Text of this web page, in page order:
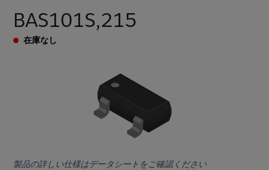
BAS101S,215
在庫なし
製品の詳しい仕様はデータシートをご確認ください